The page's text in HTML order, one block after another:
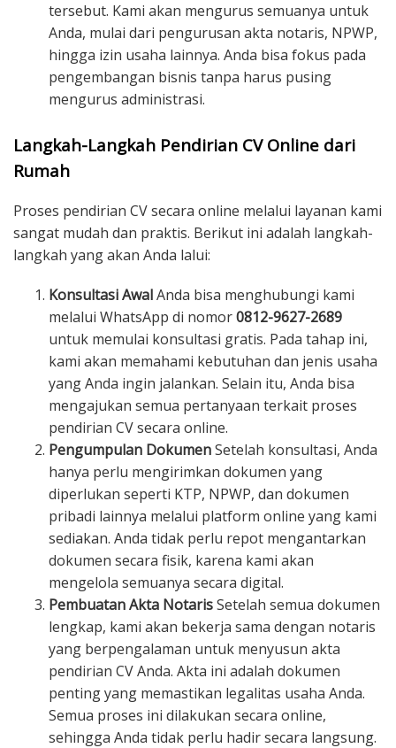
tersebut. Kami akan mengurus semuanya untuk
Anda, mulai dari pengurusan akta notaris, NPWP,
hingga izin usaha lainnya. Anda bisa fokus pada
pengembangan bisnis tanpa harus pusing
mengurus administrasi.
Langkah-Langkah Pendirian CV Online dari
Rumah
Proses pendirian CV secara online melalui layanan kami
sangat mudah dan praktis. Berikut ini adalah langkah-
langkah yang akan Anda lalui:
Konsultasi AwalAnda bisa menghubungi kami
melalui WhatsApp di nomor0812-9627-2689
untuk memulai konsultasi gratis. Pada tahap ini,
kami akan memahami kebutuhan dan jenis usaha
yang Anda ingin jalankan. Selain itu, Anda bisa
mengajukan semua pertanyaan terkait proses
pendirian CV secara online.
Pengumpulan DokumenSetelah konsultasi, Anda
hanya perlu mengirimkan dokumen yang
diperlukan seperti KTP, NPWP, dan dokumen
pribadi lainnya melalui platform online yang kami
sediakan. Anda tidak perlu repot mengantarkan
dokumen secara fisik, karena kami akan
mengelola semuanya secara digital.
Pembuatan Akta NotarisSetelah semua dokumen
lengkap, kami akan bekerja sama dengan notaris
yang berpengalaman untuk menyusun akta
pendirian CV Anda. Akta ini adalah dokumen
penting yang memastikan legalitas usaha Anda.
Semua proses ini dilakukan secara online,
sehingga Anda tidak perlu hadir secara langsung.